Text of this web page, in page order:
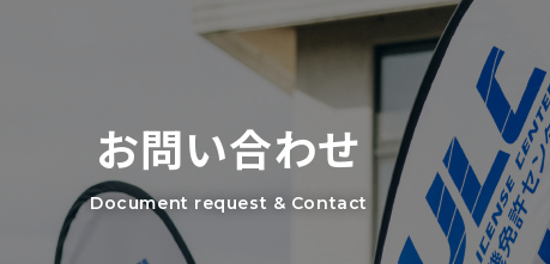
お問い合わせ
Document request & Contact